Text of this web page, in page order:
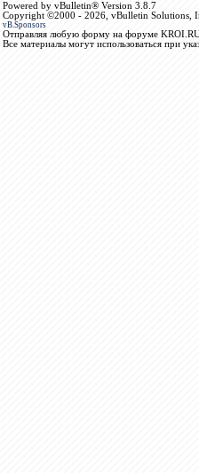
Powered by vBulletin® Version 3.8.7
Copyright ©2000 - 2026, vBulletin Solutions,
vB.Sponsors
Отправляя любую форму на форуме KROI.RU
Все материалы могут использоваться при